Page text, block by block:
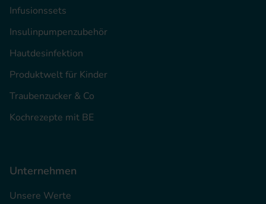
Infusionssets
Insulinpumpenzubehör
Hautdesinfektion
Produktwelt für Kinder
Traubenzucker & Co
Kochrezepte mit BE
Unternehmen
Unsere Werte